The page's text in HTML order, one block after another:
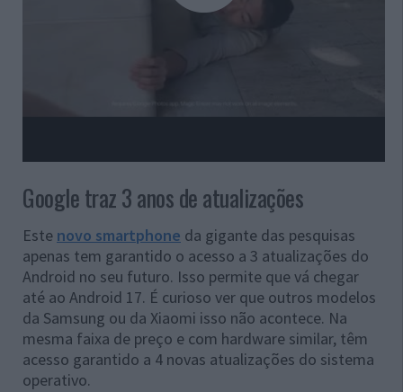
Google traz 3 anos de atualizações
Este novo smartphone da gigante das pesquisas
apenas tem garantido o acesso a 3 atualizações do
Android no seu futuro. Isso permite que vá chegar
até ao Android 17. É curioso ver que outros modelos
da Samsung ou da Xiaomi isso não acontece. Na
mesma faixa de preço e com hardware similar, têm
acesso garantido a 4 novas atualizações do sistema
operativo.